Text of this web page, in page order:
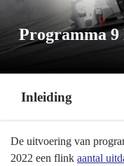
Programma
Inleiding
Terug
naar
De uitvoering van
2022 een flink aantal